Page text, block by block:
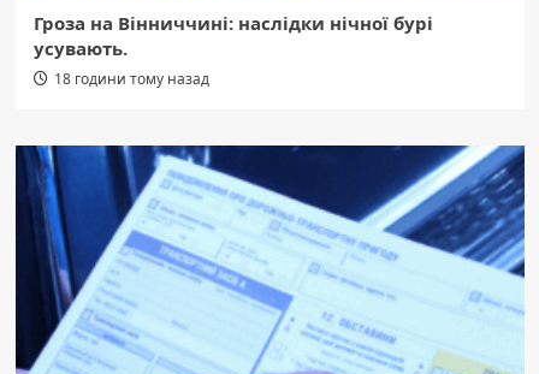
Гроза на Вінниччині: наслідки нічної бурі
усувають.
18 години тому назад